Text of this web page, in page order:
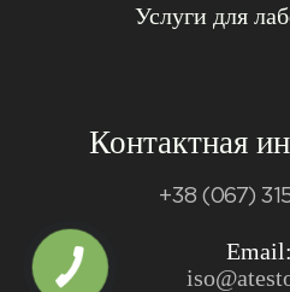
Услуги для
Контактная
+38 (067)
Email: